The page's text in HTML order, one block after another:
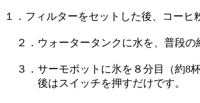
１．フィルターをセットした後、コーヒ
２．ウォータータンクに水を、普段の
３．サーモポットに氷を８分目（約8杯
後はスイッチを押すだけです。